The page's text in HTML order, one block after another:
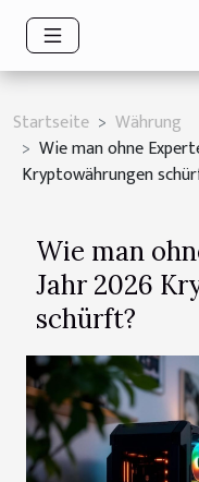
Startseite
Währung
Wie man ohne
Kryptowährungen
Wie man
Jahr 2026
schürft?